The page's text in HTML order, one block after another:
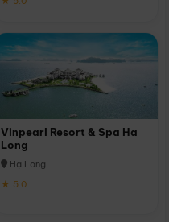
Vinpearl Resort & Spa Ha
Long
Hạ Long
★ 5.0